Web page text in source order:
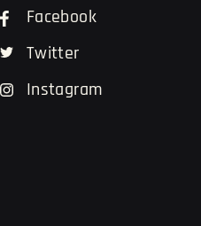
Facebook
Twitter
Instagram